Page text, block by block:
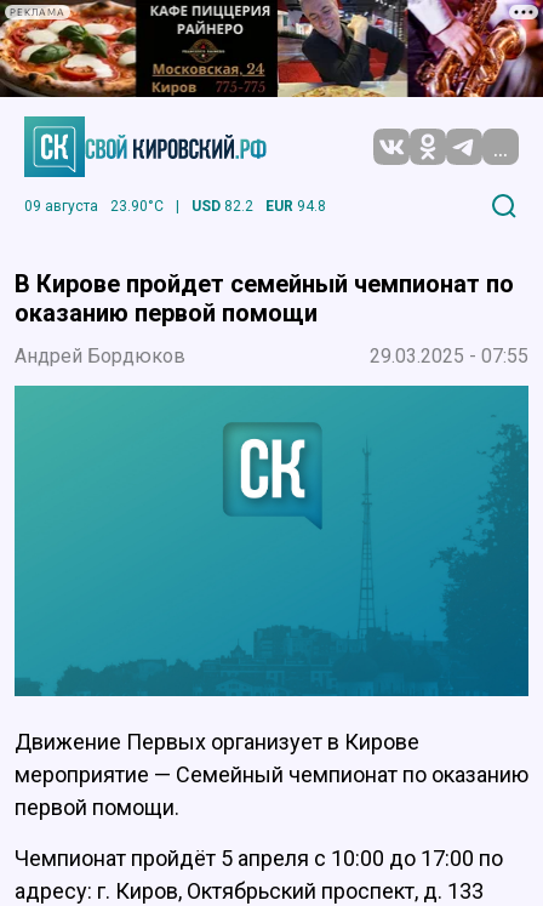
РЕКЛАМА
...
09 августа 23.90°C | USD 82.2 EUR 94.8
В Кирове пройдет семейный чемпионат по
оказанию первой помощи
Андрей Бордюков 29.03.2025 - 07:55
Движение Первых организует в Кирове
мероприятие — Семейный чемпионат по оказанию
первой помощи.
Чемпионат пройдёт 5 апреля с 10:00 до 17:00 по
адресу: г. Киров, Октябрьский проспект, д. 133